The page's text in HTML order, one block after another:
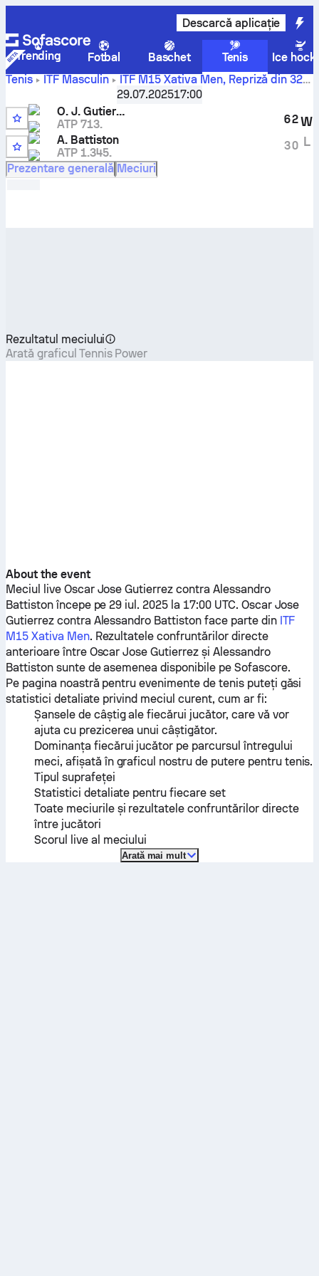
Descarcă aplicație
Trending Fotbal Baschet Tenis
Ice
Tenis
ITF Masculin ITF M15 Xativa Men, Repriză din 32
Oscar Jose GutierrezcontraAlessandro Battiston
și rezultate live pentru confruntarea directă
29.07.202517:00
O. J. Gutierrez
ATP 713.
A. Battiston
ATP 1.345.
6
3
2
0
W
L
Prezentare generală Meciuri
Rezultatul meciului
Arată graficul Tennis Power
About the event
Meciul live Oscar Jose Gutierrez contra Alessandro
Battistonîncepe pe 29 iul. 2025 la 17:00 UTC. Oscar Jose
Gutierrezcontra Alessandro Battistonface parte din ITF
M15 Xativa Men. Rezultatele confruntărilor directe
anterioare între Oscar Jose Gutierrezși Alessandro
Battistonsunte de asemenea disponibile pe Sofascore.
Pe pagina noastră pentru evenimente de tenis puteți găsi
statistici detaliate privind meciul curent, cum ar fi:
Șansele de câștig ale fiecărui jucător, care vă vor
ajuta cu prezicerea unui câștigător.
Dominanța fiecărui jucător pe parcursul întregului
meci, afișată în graficul nostru de putere pentru tenis.
Tipul suprafeței
Statistici detaliate pentru fiecare set
Toate meciurile și rezultatele confruntărilor directe
între jucători
Scorul live al meciului
Arată mai mult